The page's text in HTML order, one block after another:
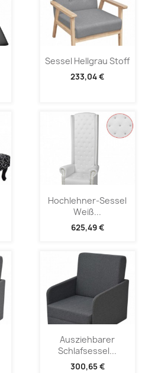
Sessel Hellgrau Stoff
233,04 €
Hochlehner-Sessel
Weiß...
625,49 €
Ausziehbarer
Schlafsessel...
300,65 €